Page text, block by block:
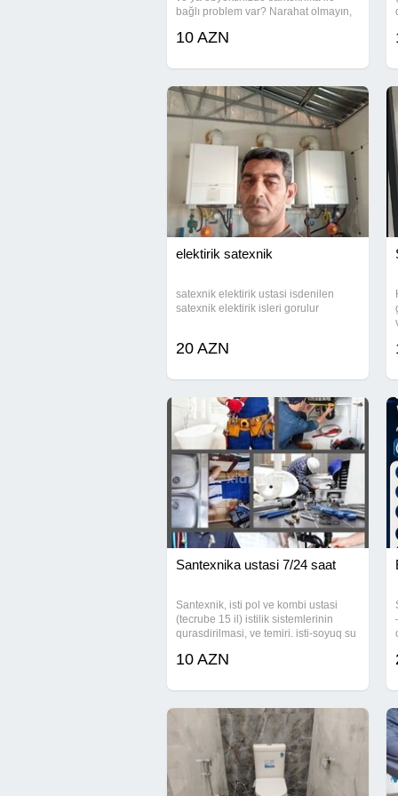
bağlı problem var? Narahat olmayın,
göstəririk. Su kranlarının təmiri və
10 AZN
elektirik satexnik
satexnik elektirik ustasi isdenilen
satexnik elektirik isleri gorulur
20 AZN
Santexnika ustasi 7/24 saat
Santexnik, isti pol ve kombi ustasi
(tecrube 15 il) istilik sistemlerinin
qurasdirilmasi, ve temiri. isti-soyuq su
kanalizasiya xettlerinin qurasdirilmasi
10 AZN